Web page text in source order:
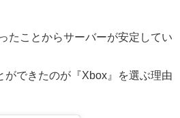
たことからサーバーが安定してい
できたのが『Xbox』を選ぶ理由